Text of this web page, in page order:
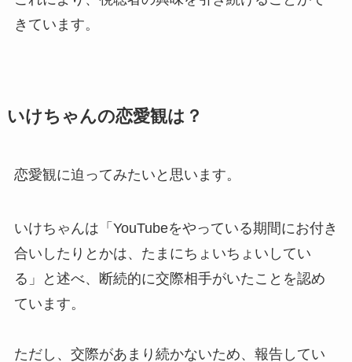
きています。
いけちゃんの恋愛観は？
恋愛観に迫ってみたいと思います。
いけちゃんは「YouTubeをやっている期間にお付き
合いしたりとかは、たまにちょいちょいしてい
る」と述べ、断続的に交際相手がいたことを認め
ています。
ただし、交際があまり続かないため、報告してい